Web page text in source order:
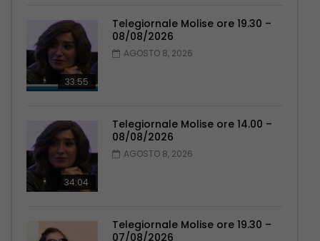
33:55
Telegiornale Molise ore 19.30 –
08/08/2026
AGOSTO 8, 2026
34:04
Telegiornale Molise ore 14.00 –
08/08/2026
AGOSTO 8, 2026
Telegiornale Molise ore 19.30 –
07/08/2026